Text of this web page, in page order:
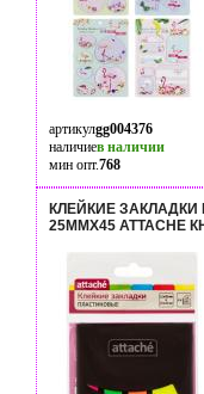
артикулgg004376
наличиев наличии
мин опт.768
КЛЕЙКИЕ ЗАКЛАДКИ
25ММХ45 ATTACHE